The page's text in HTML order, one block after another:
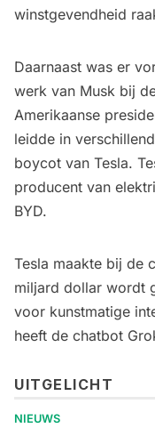
winstgevendheid
Daarnaast was er
werk van Musk bij
Amerikaanse
leidde in
boycot van Tesla.
producent van
BYD.
Tesla maakte bij de
miljard dollar wordt
voor kunstmatige
heeft de chatbot
UITGELICHT
NIEUWS